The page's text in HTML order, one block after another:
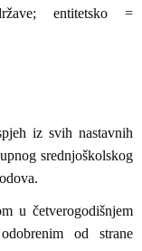
entitetsko =
iz svih nastavnih
srednjoškolskog
u četverogodišnjem
od strane